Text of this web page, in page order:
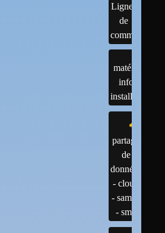
Lignes
de
commandes
matériels :
infos et
installations
partage
de
données
- cloud
- samba
- smb